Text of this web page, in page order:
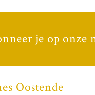
je op onze
Oostende